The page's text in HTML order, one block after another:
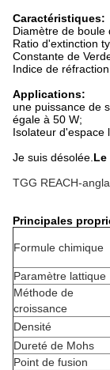
Caractéristiques:
Diamètre de boule
Ratio d'extinction
Constante de
Indice de
Applications:
une puissance de
égale à 50 W;
Isolateur d'espace
Je suis désolée. Le
TGG REACH-
Principales
Formule chimique
Paramètre lattique
Méthode de
croissance
Densité
Dureté de Mohs
Point de fusion